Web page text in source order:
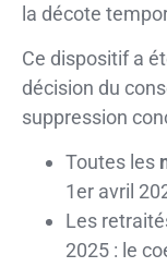
la décote
Ce dispositif a
décision du
suppression
Toutes les
1er avril
Les
2025 : le